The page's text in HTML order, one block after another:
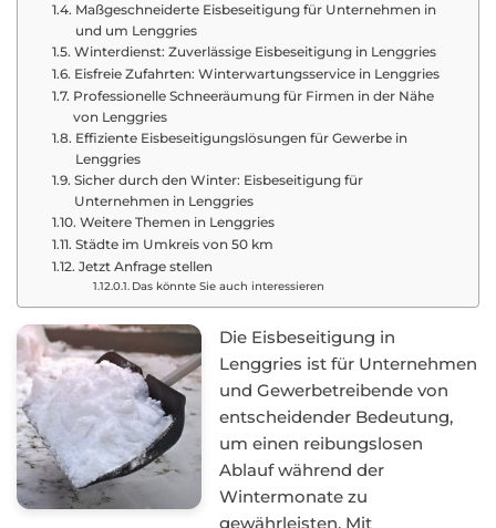
Maßgeschneiderte Eisbeseitigung für Unternehmen in
und um Lenggries
Winterdienst: Zuverlässige Eisbeseitigung in Lenggries
Eisfreie Zufahrten: Winterwartungsservice in Lenggries
Professionelle Schneeräumung für Firmen in der Nähe
von Lenggries
Effiziente Eisbeseitigungslösungen für Gewerbe in
Lenggries
Sicher durch den Winter: Eisbeseitigung für
Unternehmen in Lenggries
Weitere Themen in Lenggries
Städte im Umkreis von 50 km
Jetzt Anfrage stellen
Das könnte Sie auch interessieren
Die Eisbeseitigung in
Lenggries ist für Unternehmen
und Gewerbetreibende von
entscheidender Bedeutung,
um einen reibungslosen
Ablauf während der
Wintermonate zu
gewährleisten. Mit